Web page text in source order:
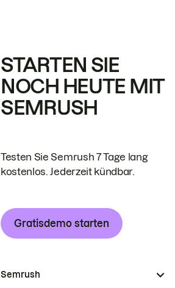
STARTEN SIE
NOCH HEUTE MIT
SEMRUSH
Testen Sie Semrush 7 Tage lang
kostenlos. Jederzeit kündbar.
Gratisdemo starten
Semrush